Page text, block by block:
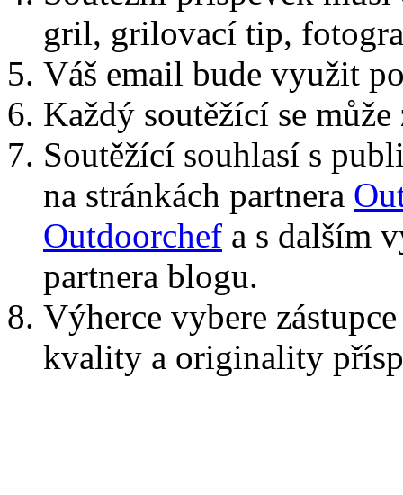
gril, grilovací tip,
Váš email bude využit
Každý soutěžící se
Soutěžící souhlasí s
na stránkách partnera
Outdoorchef a s dalším
partnera blogu.
Výherce vybere
kvality a originality